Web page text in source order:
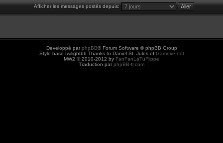
Afficher les messages postés depuis:
Développé par phpBB® Forum Software © phpBB Group
Style base twilightbb Thanks to Daniel St. Jules of Gamexe.net
MW2 © 2010-2012 by FanFanLaTuFlippe
Traduction par phpBB-fr.com